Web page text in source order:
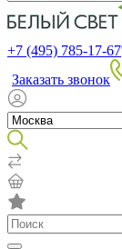
+7 (495) 785-17-67
Заказать звонок